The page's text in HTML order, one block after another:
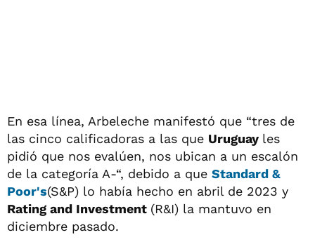
En esa línea, Arbeleche manifestó que “tres de
las cinco calificadoras a las que Uruguay les
pidió que nos evalúen, nos ubican a un escalón
de la categoría A-“, debido a que Standard &
Poor's(S&P) lo había hecho en abril de 2023 y
Rating and Investment (R&I) la mantuvo en
diciembre pasado.